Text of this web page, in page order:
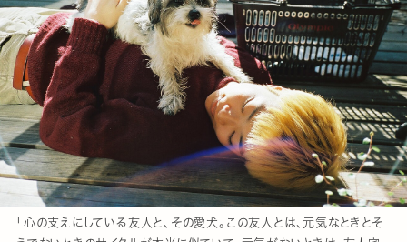
「心の支えにしている友人と、その愛犬。この友人とは、元気なときとそ